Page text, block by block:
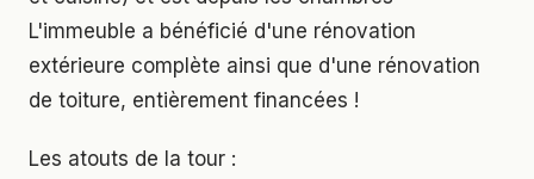
L'immeuble a bénéficié d'une rénovation
extérieure complète ainsi que d'une rénovation
de toiture, entièrement financées !
Les atouts de la tour :